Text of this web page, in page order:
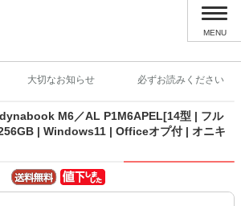
MENU
大切なお知らせ 必ずお読みください
M6／AL P1M6APEL[14型 | フル
| Windows11 | Officeオプ付 | オニキ